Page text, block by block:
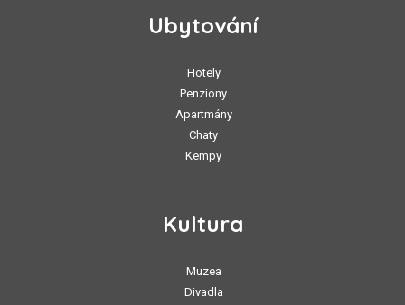
Ubytování
Hotely
Penziony
Apartmány
Chaty
Kempy
Kultura
Muzea
Divadla